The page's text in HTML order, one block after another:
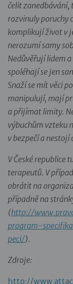
čelit zanedbávání,
rozvinuly poruchy
komplikují život v
nerozumí samy
Nedůvěřují lidem
spoléhají se jen
Snaží se mít věci
manipulují, mají
a přijímat limity.
výbuchům vzteku
v bezpečí a
V České republice
terapeutů. V
obrátit na
případně na
(http://
program-
peci/).
Zdroje:
http://